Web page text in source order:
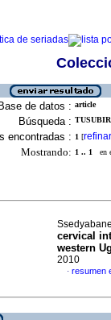
Base de datos : article
Búsqueda :
encontradas : 1 [refinar
Mostrando: 1 .. 1 en
cervical
western
2010
· resumen